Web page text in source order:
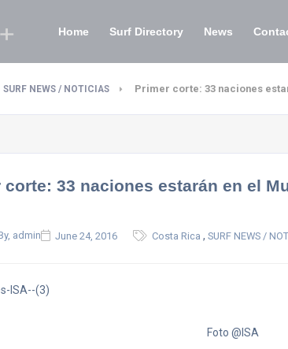
Home Surf Directory News
SURF NEWS / NOTICIAS Primer corte: 33 naciones
corte: 33 naciones estarán en el
admin June 24, 2016 Costa Rica , SURF NEWS /
Foto @ISA